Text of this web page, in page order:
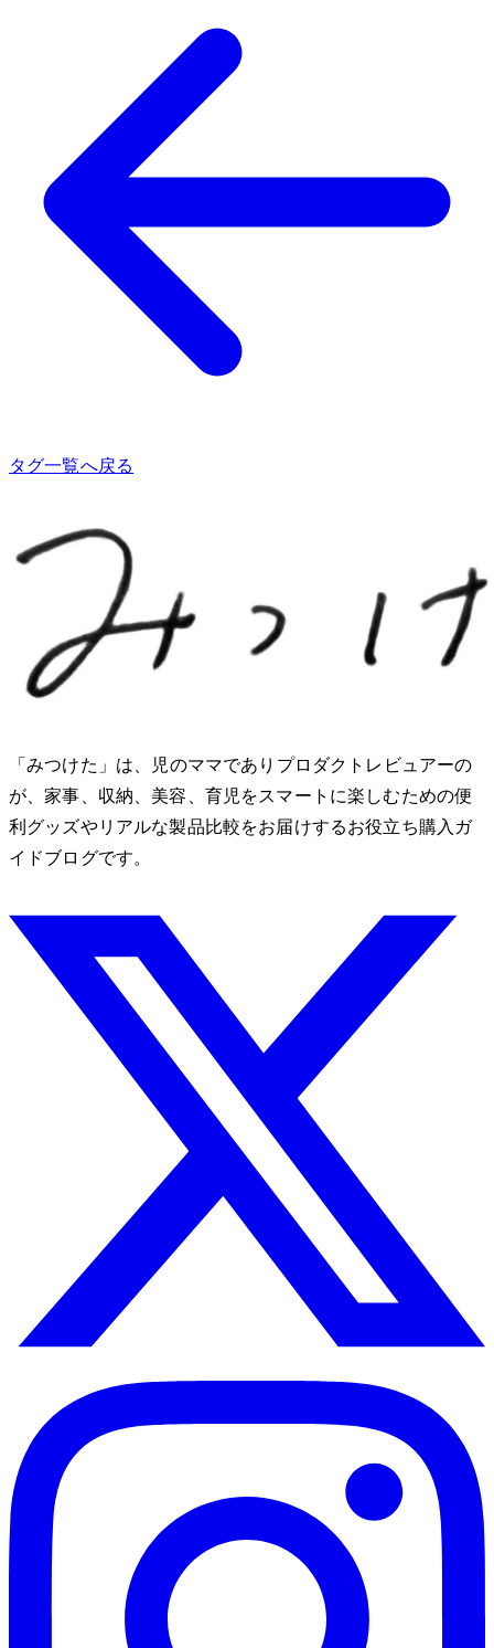
タグ一覧へ戻る
「みつけた」は、2児のママでありプロダクトレビュアーのMio
が、家事、収納、美容、育児をスマートに楽しむための便
利グッズやリアルな製品比較をお届けするお役立ち購入ガ
イドブログです。